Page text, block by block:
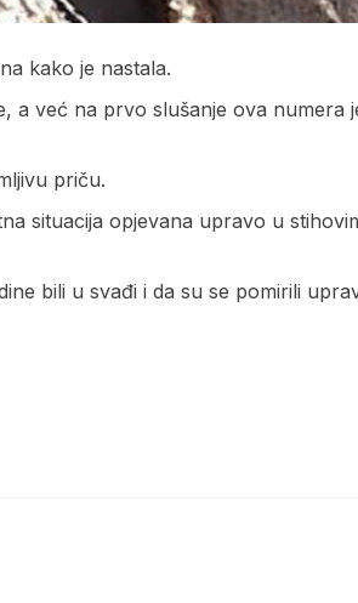
kako je nastala.
a već na prvo slušanje ova numera
priču.
situacija opjevana upravo u
bili u svađi i da su se pomirili